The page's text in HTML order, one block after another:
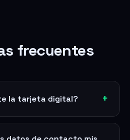
frecuentes
la tarjeta digital?